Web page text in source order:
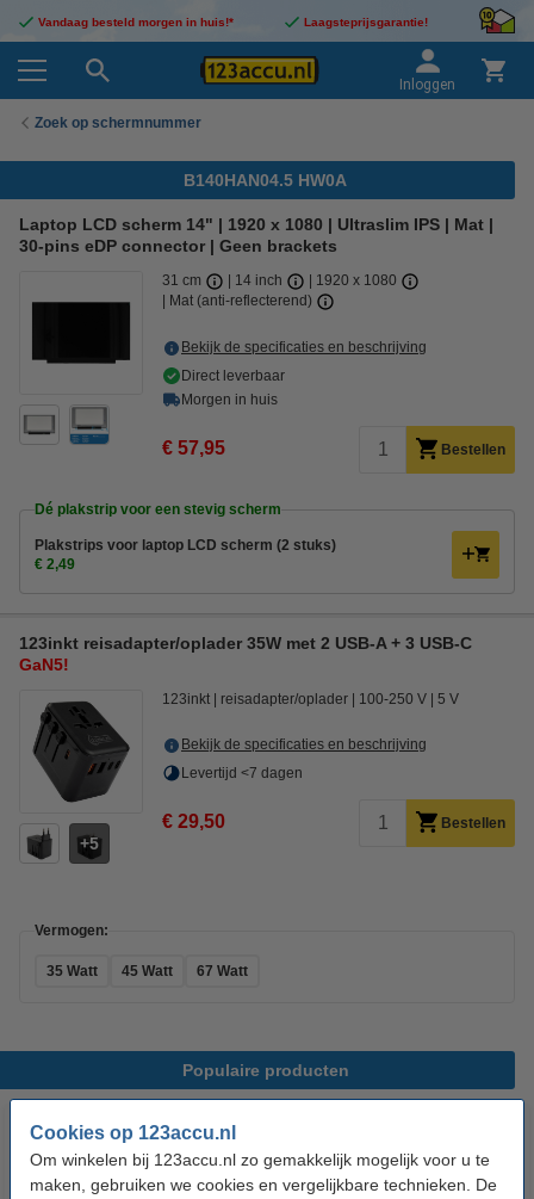
Cookies op 123accu.nl
Om winkelen bij 123accu.nl zo gemakkelijk mogelijk voor u te
maken, gebruiken we cookies en vergelijkbare technieken. De
Vandaag besteld morgen in huis!* Laagsteprijsgarantie!
Inloggen
Zoek op schermnummer
B140HAN04.5 HW0A
Laptop LCD scherm 14" | 1920 x 1080 | Ultraslim IPS | Mat |
30-pins eDP connector | Geen brackets
31 cm 14 inch
1920 x 1080
Mat (anti-reflecterend)
Bekijk de specificaties en beschrijving
Direct leverbaar
Morgen in huis
€ 57,95 Bestellen
Dé plakstrip voor een stevig scherm
Plakstrips voor laptop LCD scherm (2 stuks)
€ 2,49
123inkt reisadapter/oplader 35W met 2 USB-A + 3 USB-C
GaN5!
5
123inkt reisadapter/oplader 100-250 V 5 V
Bekijk de specificaties en beschrijving
Levertijd <7 dagen
€ 29,50 Bestellen
Vermogen:
35 Watt 45 Watt 67 Watt
Populaire producten